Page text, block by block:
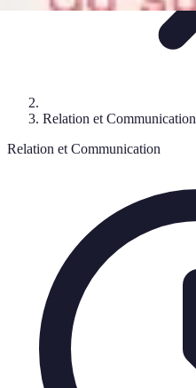
Relation et Communication
Relation et Communication